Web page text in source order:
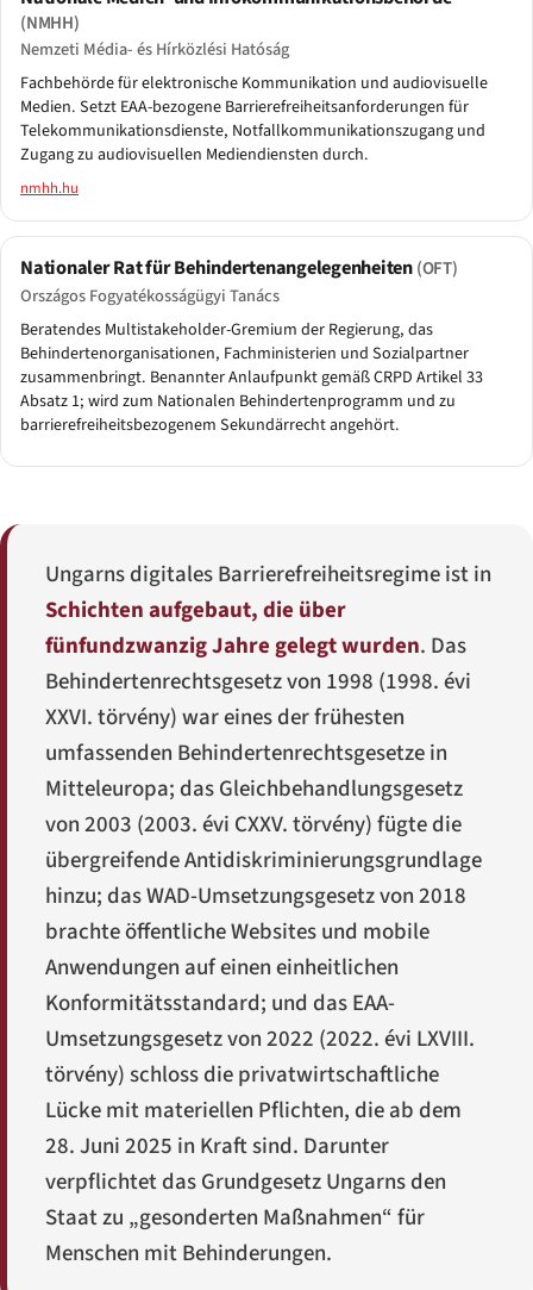
(NMHH)
Nemzeti Média- és Hírközlési Hatóság
Fachbehörde für elektronische Kommunikation und audiovisuelle
Medien. Setzt EAA-bezogene Barrierefreiheitsanforderungen für
Telekommunikationsdienste, Notfallkommunikationszugang und
Zugang zu audiovisuellen Mediendiensten durch.
nmhh.hu
Nationaler Rat für Behindertenangelegenheiten(OFT)
Országos Fogyatékosságügyi Tanács
Beratendes Multistakeholder-Gremium der Regierung, das
Behindertenorganisationen, Fachministerien und Sozialpartner
zusammenbringt. Benannter Anlaufpunkt gemäß CRPD Artikel 33
Absatz 1; wird zum Nationalen Behindertenprogramm und zu
barrierefreiheitsbezogenem Sekundärrecht angehört.
Ungarns digitales Barrierefreiheitsregime ist in
Schichten aufgebaut, die über
fünfundzwanzig Jahre gelegt wurden. Das
Behindertenrechtsgesetz von 1998 (1998. évi
XXVI. törvény) war eines der frühesten
umfassenden Behindertenrechtsgesetze in
Mitteleuropa; das Gleichbehandlungsgesetz
von 2003 (2003. évi CXXV. törvény) fügte die
übergreifende Antidiskriminierungsgrundlage
hinzu; das WAD-Umsetzungsgesetz von 2018
brachte öffentliche Websites und mobile
Anwendungen auf einen einheitlichen
Konformitätsstandard; und das EAA-
Umsetzungsgesetz von 2022 (2022. évi LXVIII.
törvény) schloss die privatwirtschaftliche
Lücke mit materiellen Pflichten, die ab dem
28. Juni 2025 in Kraft sind. Darunter
verpflichtet das Grundgesetz Ungarns den
Staat zu „gesonderten Maßnahmen“ für
Menschen mit Behinderungen.